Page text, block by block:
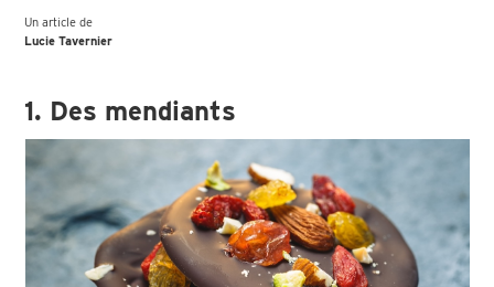
Un article de
Lucie Tavernier
1. Des mendiants